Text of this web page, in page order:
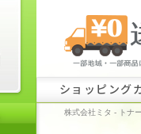
ショッピング
株式会社ミタ - トナ